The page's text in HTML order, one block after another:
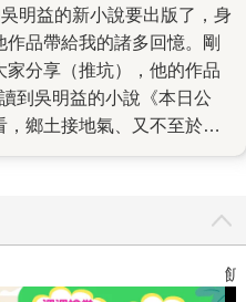
品帶給我的諸多回憶。剛
分享（推坑），他的作品
到吳明益的小說《本日公
鄉土接地氣、又不至於離
著把飯爬扒完，而且味道
閱讀體驗，讓我對這位作者
。後來幾年，他持續創作
人》，被歸類為自然文學作
飢